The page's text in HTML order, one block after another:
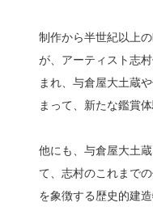
制作から半世紀以上
が、アーティスト志
まれ、与倉屋大土蔵
まって、新たな鑑賞体
他にも、与倉屋大土
て、志村のこれまで
を象徴する歴史的建